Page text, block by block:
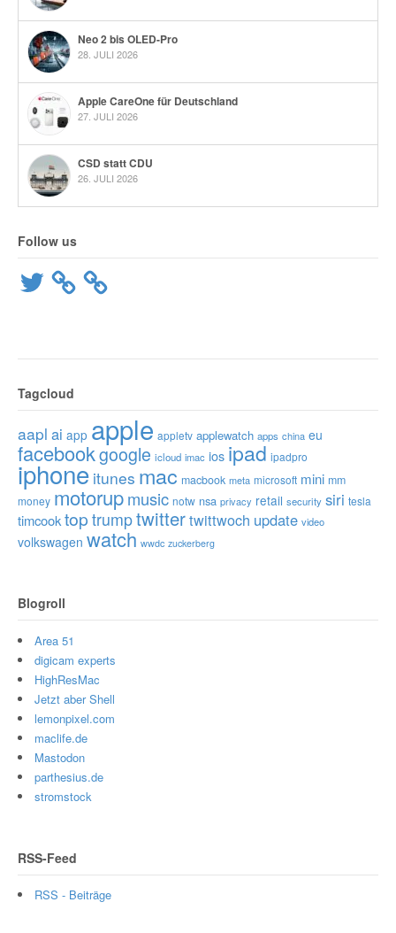
Neo 2 bis OLED-Pro
28. JULI 2026
Apple CareOne für Deutschland
27. JULI 2026
CSD statt CDU
26. JULI 2026
Follow us
Twitter
Tagcloud
aapl ai app apple appletv applewatch apps china eu
facebookgoogle icloud imac ios ipad ipadpro
iphone itunes mac macbook meta microsoft mini mm
money motorupmusic notw nsa privacy retail security siri tesla
timcooktop trumptwittertwittwoch update video
volkswagen watch wwdc zuckerberg
Blogroll
Area 51
digicam experts
HighResMac
Jetzt aber Shell
lemonpixel.com
maclife.de
Mastodon
parthesius.de
stromstock
RSS-Feed
RSS - Beiträge